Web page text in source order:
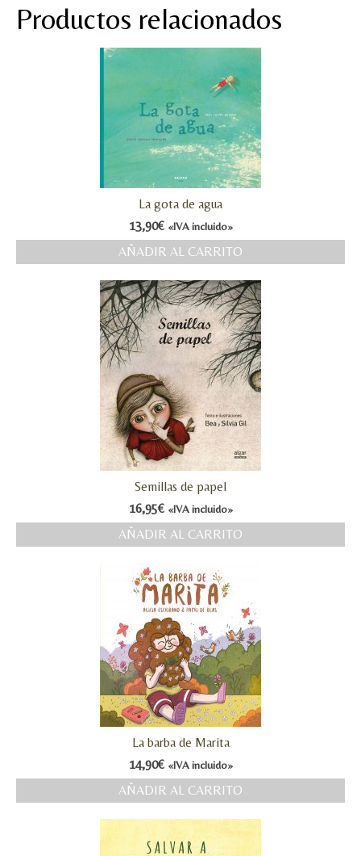
Productos relacionados
La gota de agua
13,90€ «IVA incluido»
AÑADIR AL CARRITO
Semillas de papel
16,95€ «IVA incluido»
AÑADIR AL CARRITO
La barba de Marita
14,90€ «IVA incluido»
AÑADIR AL CARRITO